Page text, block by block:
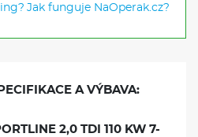
Jak funguje NaOperak.cz?
A VÝBAVA:
2,0 TDI 110 KW 7-